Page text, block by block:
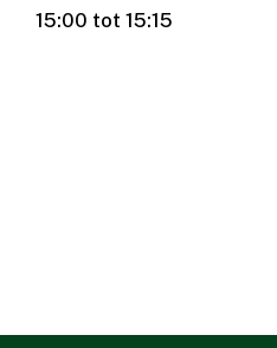
15:00 tot 15:15